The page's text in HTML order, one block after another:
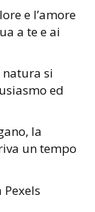
e l’amore
a te e ai
natura si
ed
la
un tempo
Pexels